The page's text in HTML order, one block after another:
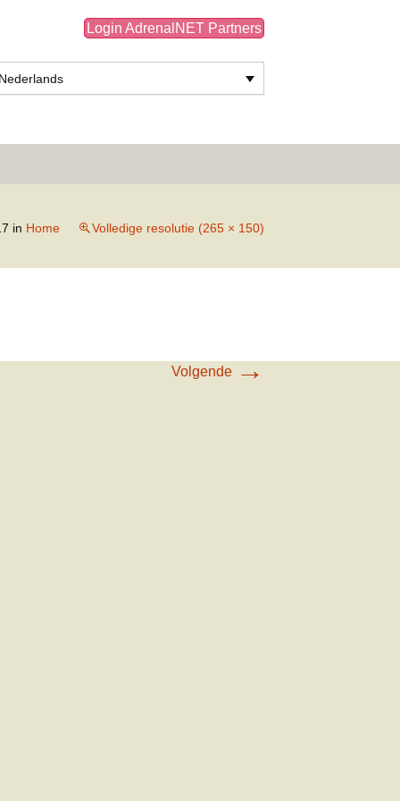
Login AdrenalNET Partners
Nederlands
in Home Volledige resolutie (265 × 150)
Volgende →